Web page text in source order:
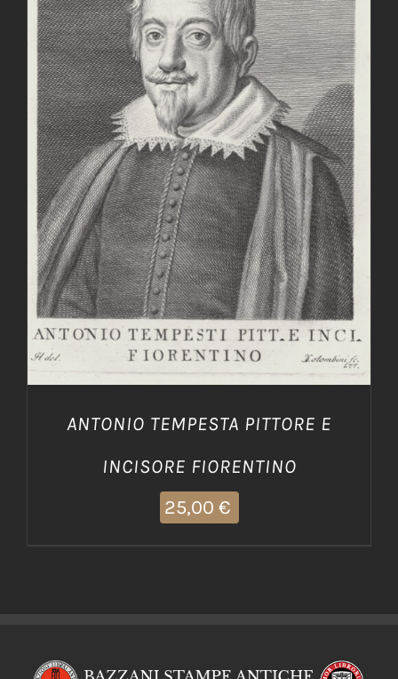
AGGIUNGI AL CARRELLO / DETTAGLI
ANTONIO TEMPESTA PITTORE E
INCISORE FIORENTINO
25,00 €